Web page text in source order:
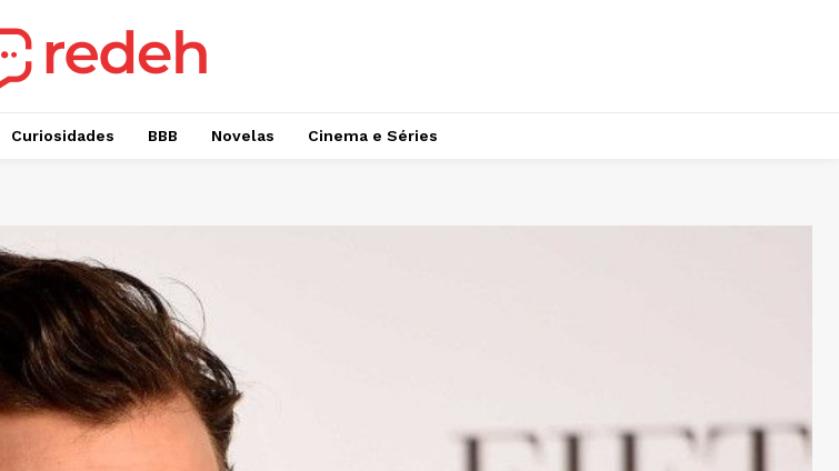
Curiosidades BBB Novelas Cinema e Séries